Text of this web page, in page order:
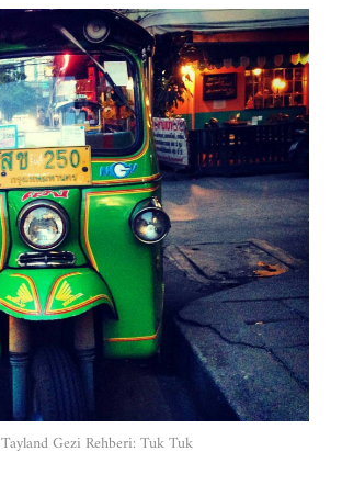
Tayland Gezi Rehberi: Tuk Tuk